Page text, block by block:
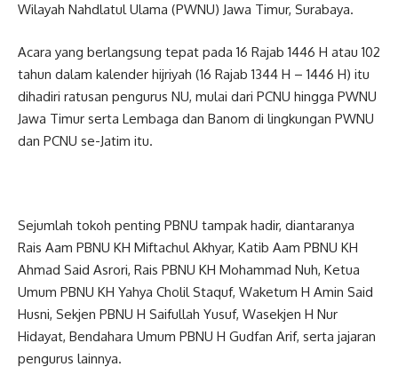
Wilayah Nahdlatul Ulama (PWNU) Jawa Timur, Surabaya.
Acara yang berlangsung tepat pada 16 Rajab 1446 H atau 102
tahun dalam kalender hijriyah (16 Rajab 1344 H – 1446 H) itu
dihadiri ratusan pengurus NU, mulai dari PCNU hingga PWNU
Jawa Timur serta Lembaga dan Banom di lingkungan PWNU
dan PCNU se-Jatim itu.
Sejumlah tokoh penting PBNU tampak hadir, diantaranya
Rais Aam PBNU KH Miftachul Akhyar, Katib Aam PBNU KH
Ahmad Said Asrori, Rais PBNU KH Mohammad Nuh, Ketua
Umum PBNU KH Yahya Cholil Staquf, Waketum H Amin Said
Husni, Sekjen PBNU H Saifullah Yusuf, Wasekjen H Nur
Hidayat, Bendahara Umum PBNU H Gudfan Arif, serta jajaran
pengurus lainnya.